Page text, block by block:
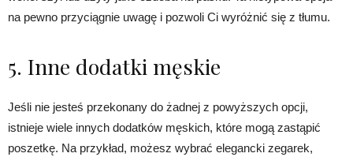
na pewno przyciągnie uwagę i pozwoli Ci wyróżnić się z tłumu.
5. Inne dodatki męskie
Jeśli nie jesteś przekonany do żadnej z powyższych opcji,
istnieje wiele innych dodatków męskich, które mogą zastąpić
poszetkę. Na przykład, możesz wybrać elegancki zegarek,